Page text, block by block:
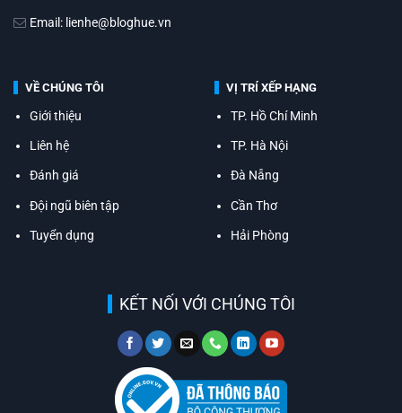
Email: lienhe@bloghue.vn
VỀ CHÚNG TÔI
Giới thiệu
Liên hệ
Đánh giá
Đội ngũ biên tập
Tuyển dụng
VỊ TRÍ XẾP HẠNG
TP. Hồ Chí Minh
TP. Hà Nội
Đà Nẵng
Cần Thơ
Hải Phòng
KẾT NỐI VỚI CHÚNG TÔI